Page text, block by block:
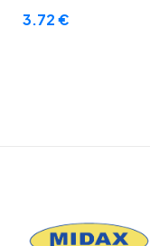
3.72€